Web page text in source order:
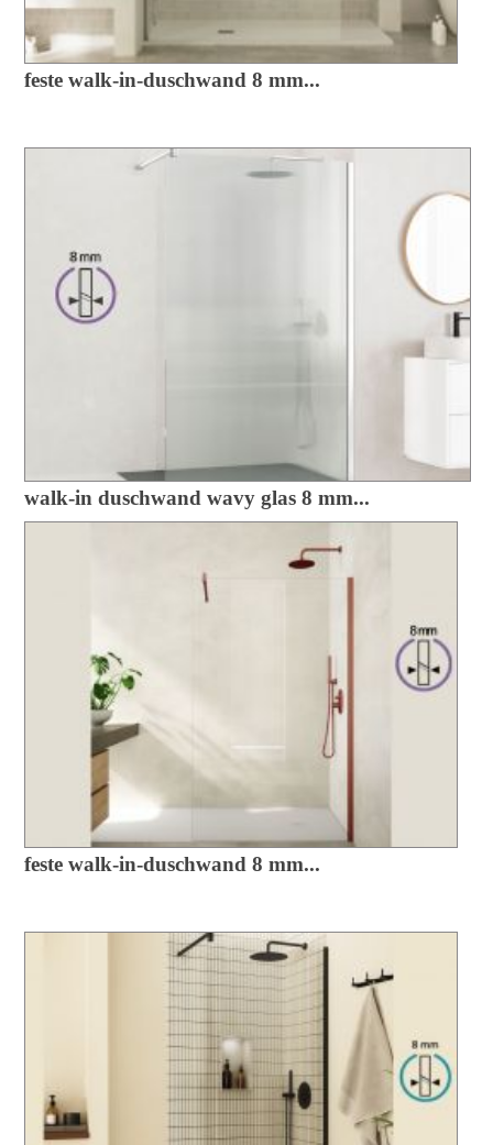
feste walk-in-duschwand 8 mm...
walk-in duschwand wavy glas 8 mm...
feste walk-in-duschwand 8 mm...